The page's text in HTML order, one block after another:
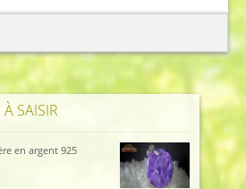
À SAISIR
en argent 925